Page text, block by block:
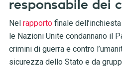
responsabile dei
Nel rapportofinale
le Nazioni Unite condannano il
crimini di guerra e contro
sicurezza dello Stato e da